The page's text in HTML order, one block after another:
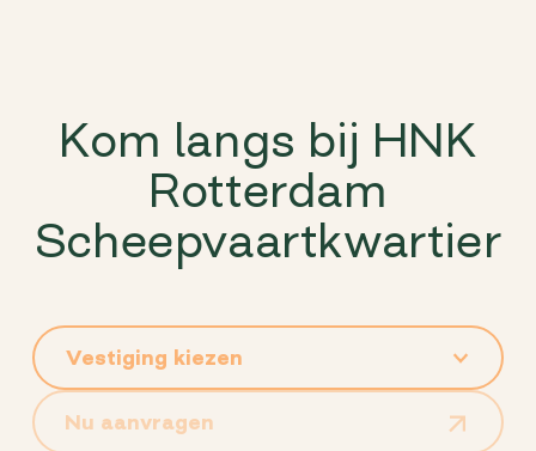
Kom langs bij HNK
Rotterdam
Scheepvaartkwartier
Nu aanvragen